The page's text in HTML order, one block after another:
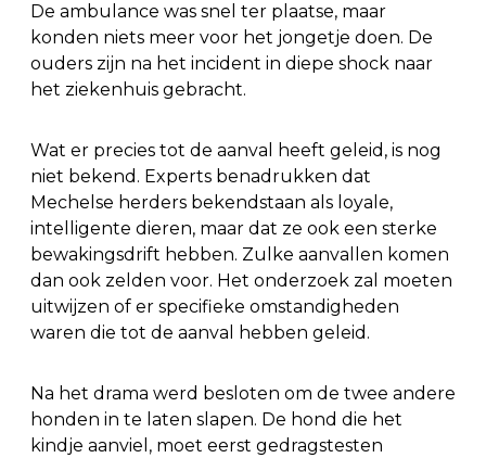
De ambulance was snel ter plaatse, maar
konden niets meer voor het jongetje doen. De
ouders zijn na het incident in diepe shock naar
het ziekenhuis gebracht.
Wat er precies tot de aanval heeft geleid, is nog
niet bekend. Experts benadrukken dat
Mechelse herders bekendstaan als loyale,
intelligente dieren, maar dat ze ook een sterke
bewakingsdrift hebben. Zulke aanvallen komen
dan ook zelden voor. Het onderzoek zal moeten
uitwijzen of er specifieke omstandigheden
waren die tot de aanval hebben geleid.
Na het drama werd besloten om de twee andere
honden in te laten slapen. De hond die het
kindje aanviel, moet eerst gedragstesten